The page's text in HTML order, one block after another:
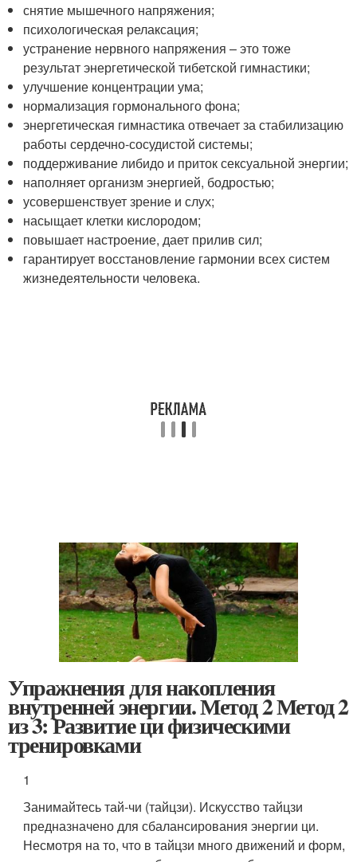
снятие мышечного напряжения;
психологическая релаксация;
устранение нервного напряжения – это тоже
результат энергетической тибетской гимнастики;
улучшение концентрации ума;
нормализация гормонального фона;
энергетическая гимнастика отвечает за стабилизацию
работы сердечно-сосудистой системы;
поддерживание либидо и приток сексуальной энергии;
наполняет организм энергией, бодростью;
усовершенствует зрение и слух;
насыщает клетки кислородом;
повышает настроение, дает прилив сил;
гарантирует восстановление гармонии всех систем
жизнедеятельности человека.
Упражнения для накопления
внутренней энергии. Метод 2 Метод 2
из 3: Развитие ци физическими
тренировками
1
Занимайтесь тай-чи (тайцзи). Искусство тайцзи
предназначено для сбалансирования энергии ци.
Несмотря на то, что в тайцзи много движений и форм,